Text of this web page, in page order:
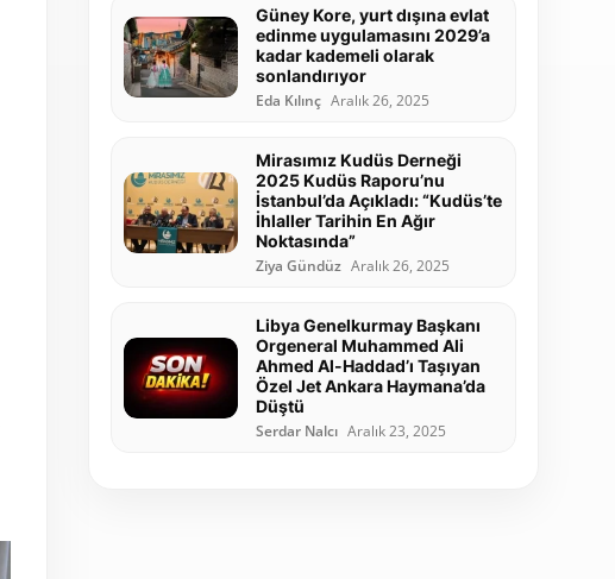
Güney Kore, yurt dışına evlat
edinme uygulamasını 2029’a
kadar kademeli olarak
sonlandırıyor
Eda Kılınç Aralık 26, 2025
Mirasımız Kudüs Derneği
2025 Kudüs Raporu’nu
İstanbul’da Açıkladı: “Kudüs’te
İhlaller Tarihin En Ağır
Noktasında”
Ziya Gündüz Aralık 26, 2025
Libya Genelkurmay Başkanı
Orgeneral Muhammed Ali
Ahmed Al-Haddad’ı Taşıyan
Özel Jet Ankara Haymana’da
Düştü
Serdar Nalcı Aralık 23, 2025